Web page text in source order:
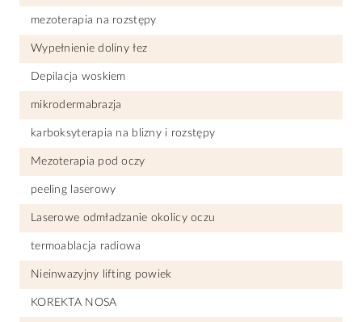
mezoterapia na rozstępy
Wypełnienie doliny łez
Depilacja woskiem
mikrodermabrazja
karboksyterapia na blizny i rozstępy
Mezoterapia pod oczy
peeling laserowy
Laserowe odmładzanie okolicy oczu
termoablacja radiowa
Nieinwazyjny lifting powiek
KOREKTA NOSA